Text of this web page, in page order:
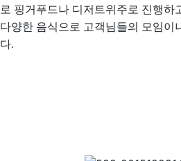
로 핑거푸드나 디저트위주로 진행하
다양한 음식으로 고객님들의 모임이
다.